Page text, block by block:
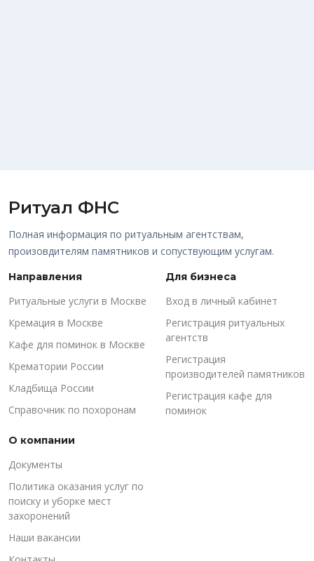
Ритуал ФНС
Полная информация по ритуальным агентствам,
произовдителям памятников и сопуствующим услугам.
Направления
Ритуальные услуги в Москве
Кремация в Москве
Кафе для поминок в Москве
Крематории России
Кладбища России
Справочник по похоронам
Для бизнеса
Вход в личный кабинет
Регистрация ритуальных
агентств
Регистрация
производителей памятников
Регистрация кафе для
поминок
О компании
Документы
Политика оказания услуг по
поиску и уборке мест
захоронений
Наши вакансии